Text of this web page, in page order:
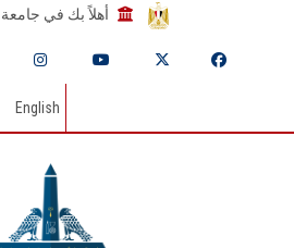
أهلاً بك في
English